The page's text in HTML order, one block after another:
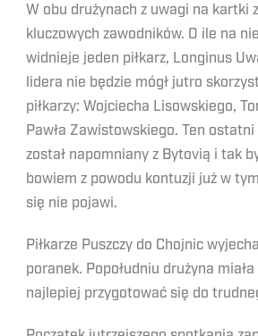
W obu drużynach z uwagi na kartki
kluczowych zawodników. O ile na
widnieje jeden piłkarz, Longinus
lidera nie będzie mógł jutro
piłkarzy: Wojciecha Lisowskiego,
Pawła Zawistowskiego. Ten
został napomniany z Bytovią i tak
bowiem z powodu kontuzji już w
się nie pojawi.
Piłkarze Puszczy do Chojnic
poranek. Popołudniu drużyna
najlepiej przygotować się do